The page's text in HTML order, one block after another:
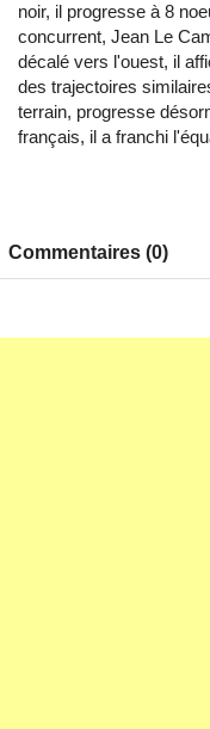
noir, il progresse à 8
concurrent, Jean Le
décalé vers l'ouest, il
des trajectoires
terrain, progresse
français, il a franchi
Commentaires (0)